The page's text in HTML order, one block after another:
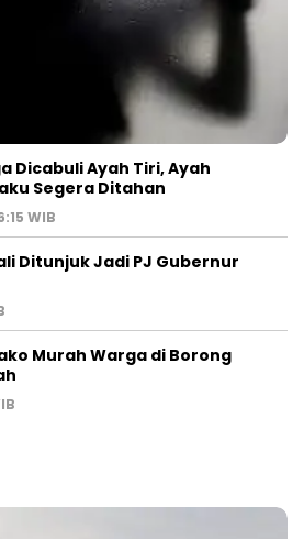
Dicabuli Ayah Tiri, Ayah
Segera Ditahan
WIB
Ditunjuk Jadi PJ Gubernur
Murah Warga di Borong